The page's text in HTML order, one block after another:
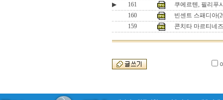
▶
161
쿠에르텐, 필리푸
160
빈센트 스패디아
159
콘치타 마르티네